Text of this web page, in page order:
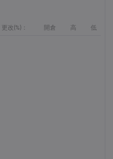
更改(%)： 開倉 高 低